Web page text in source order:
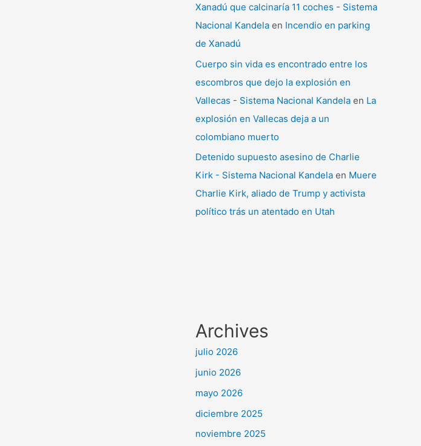
Xanadú que calcinaría 11 coches - Sistema
Nacional Kandela en Incendio en parking
de Xanadú
Cuerpo sin vida es encontrado entre los
escombros que dejo la explosión en
Vallecas - Sistema Nacional Kandela en La
explosión en Vallecas deja a un
colombiano muerto
Detenido supuesto asesino de Charlie
Kirk - Sistema Nacional Kandela en Muere
Charlie Kirk, aliado de Trump y activista
político trás un atentado en Utah
Archives
julio 2026
junio 2026
mayo 2026
diciembre 2025
noviembre 2025